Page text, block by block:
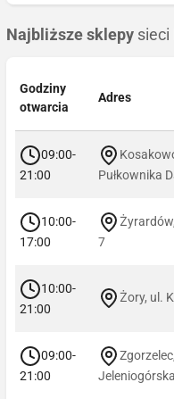
Najbliższe sklepy sieci
Godziny
otwarcia
Adres
09:00-
21:00
Pułkownika
10:00-
17:00
7
10:00-
21:00
Żory, ul.
09:00-
21:00